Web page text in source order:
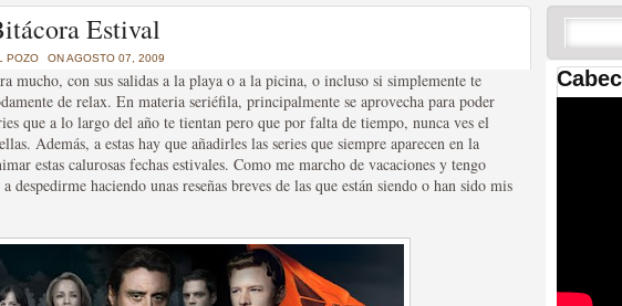
todas las temporadas de Game
de sus mejores tráilers
los jugadores de la ficción
Estival
POZO ON AGOSTO 07, 2009
mucho, con sus salidas a la playa o a la picina, o incluso si simplemente te
de relax. En materia seriéfila, principalmente se aprovecha para poder
que a lo largo del año te tientan pero que por falta de tiempo, nunca ves el
Además, a estas hay que añadirles las series que siempre aparecen en la
estas calurosas fechas estivales. Como me marcho de vacaciones y tengo
despedirme haciendo unas reseñas breves de las que están siendo o han sido mis